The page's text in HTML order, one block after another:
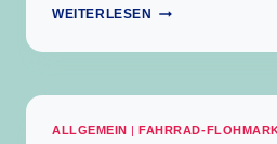
WEITERLESEN
AGENDA
„THE
DER
ALLGEMEIN FAHRRAD-